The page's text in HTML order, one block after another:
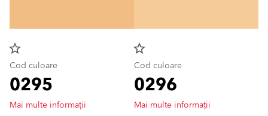
star_border
Cod culoare
0295
Mai multe informații
star_border
Cod culoare
0296
Mai multe informații